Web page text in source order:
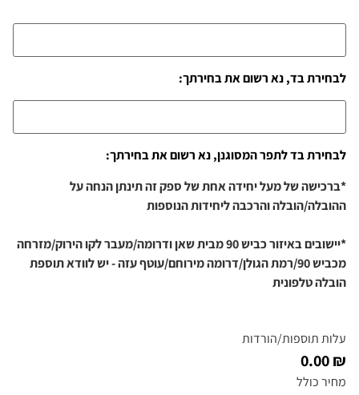
לבחירת בד, נא רשום את בחירתך:
לבחירת בד לתפר המסוגנן, נא רשום את בחירתך:
*ברכישה של מעל יחידה אחת של ספק זה תינתן הנחה על
ההובלה/הובלה והרכבה ליחידות הנוספות
*יישובים באיזור כביש 90 מבית שאן ודרומה/מעבר לקו הירוק/מזרחה
מכביש 90/רמת הגולן/דרומה מירוחם/עוטף עזה - יש לוודא תוספת
הובלה טלפונית
עלות תוספות/הורדות
₪ 0.00
מחיר כולל